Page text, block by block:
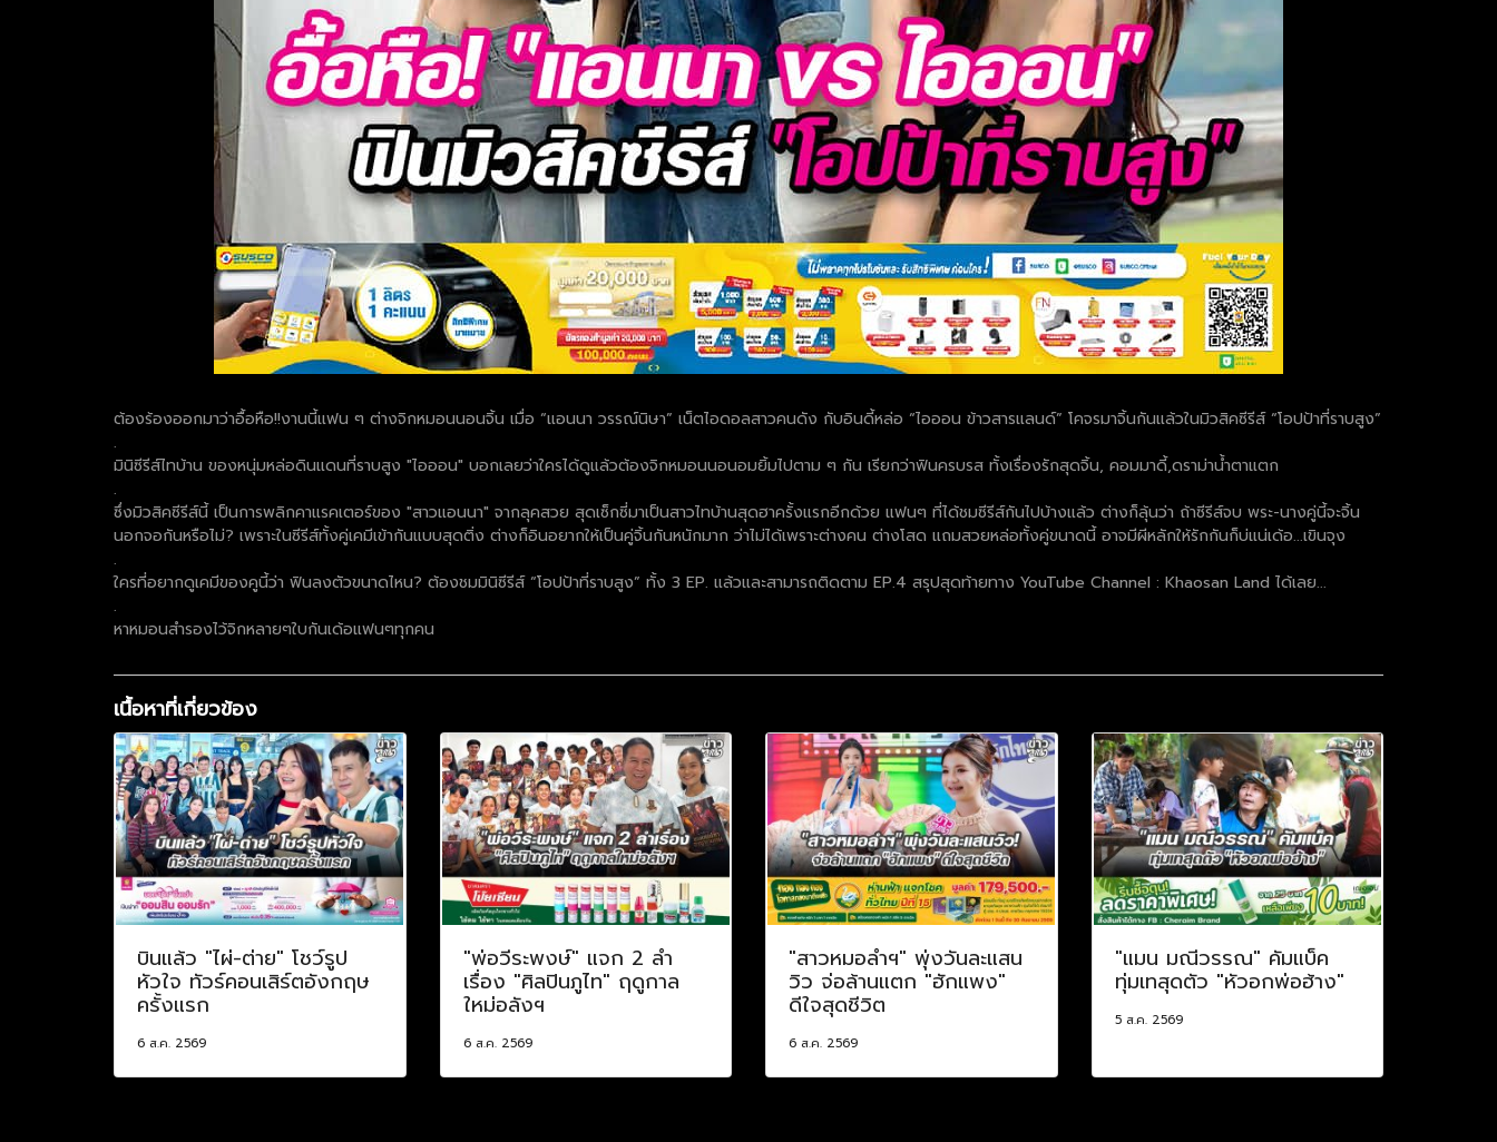
ต้องร้องออกมาว่าอื้อหือ!!งานนี้แฟน ๆ ต่างจิกหมอนนอนจิ้น เมื่อ “แอนนา วรรณ์นิษา” เน็ตไอดอลสาวคนดัง กับอินดี้หล่อ “ไอออน ข้าวสารแลนด์” โคจรมาจิ้นกันแล้วในมิวสิคซีรีส์ “โอปป้าที่ราบสูง”
.
มินิซีรีส์ไทบ้าน ของหนุ่มหล่อดินแดนที่ราบสูง "ไอออน" บอกเลยว่าใครได้ดูแล้วต้องจิกหมอนนอนอมยิ้มไปตาม ๆ กัน เรียกว่าฟินครบรส ทั้งเรื่องรักสุดจิ้น, คอมมาดี้,ดราม่าน้ำตาแตก
.
ซึ่งมิวสิคซีรีส์นี้ เป็นการพลิกคาแรคเตอร์ของ "สาวแอนนา" จากลุคสวย สุดเซ็กซี่มาเป็นสาวไทบ้านสุดฮาครั้งแรกอีกด้วย แฟนๆ ที่ได้ชมซีรีส์กันไปบ้างแล้ว ต่างก็ลุ้นว่า ถ้าซีรีส์จบ พระ-นางคู่นี้จะจิ้น
นอกจอกันหรือไม่? เพราะในซีรีส์ทั้งคู่เคมีเข้ากันแบบสุดติ่ง ต่างก็อินอยากให้เป็นคู่จิ้นกันหนักมาก ว่าไม่ได้เพราะต่างคน ต่างโสด แถมสวยหล่อทั้งคู่ขนาดนี้ อาจมีผีหลักให้รักกันก็บ่แน่เด้อ...เขินจุง
.
ใครที่อยากดูเคมีของคูนี้ว่า ฟินลงตัวขนาดไหน? ต้องชมมินิซีรีส์ “โอปป้าที่ราบสูง” ทั้ง 3 EP. แล้วและสามารถติดตาม EP.4 สรุปสุดท้ายทาง YouTube Channel : Khaosan Land ได้เลย...
.
หาหมอนสำรองไว้จิกหลายๆใบกันเด้อแฟนๆทุกคน
เนื้อหาที่เกี่ยวข้อง
บินแล้ว "ไผ่-ต่าย" โชว์รูป
หัวใจ ทัวร์คอนเสิร์ตอังกฤษ
ครั้งแรก
6 ส.ค. 2569
"พ่อวีระพงษ์" แจก 2 ลำ
เรื่อง "ศิลปินภูไท" ฤดูกาล
ใหม่อลังฯ
6 ส.ค. 2569
"สาวหมอลำฯ" พุ่งวันละแสน
วิว จ่อล้านแตก "ฮักแพง"
ดีใจสุดชีวิต
6 ส.ค. 2569
"แมน มณีวรรณ" คัมแบ็ค
ทุ่มเทสุดตัว "หัวอกพ่อฮ้าง"
5 ส.ค. 2569